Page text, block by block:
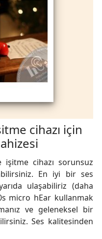
cihazı için
cihazı sorunsuz
En iyi bir ses
ulaşabiliriz (daha
micro hEar kullanmak
ve geleneksel bir
Ses kalitesinden